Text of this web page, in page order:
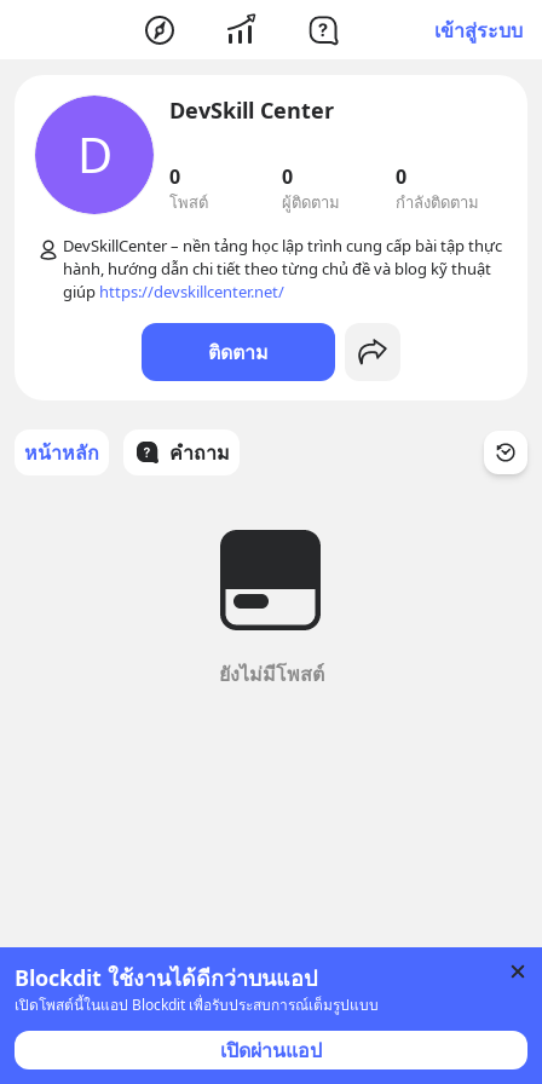
เข้าสู่ระบบ
Blockdit ใช้งานได้ดีกว่าบนแอป
เปิดโพสต์นี้ในแอป Blockdit เพื่อรับประสบการณ์เต็มรูปแบบ
เปิดผ่านแอป
D
DevSkill Center
0
โพสต์
0
ผู้ติดตาม
0
กำลังติดตาม
DevSkillCenter – nền tảng học lập trình cung cấp bài tập thực
hành, hướng dẫn chi tiết theo từng chủ đề và blog kỹ thuật
giúp https://devskillcenter.net/
ติดตาม
หน้าหลัก คำถาม
ยังไม่มีโพสต์